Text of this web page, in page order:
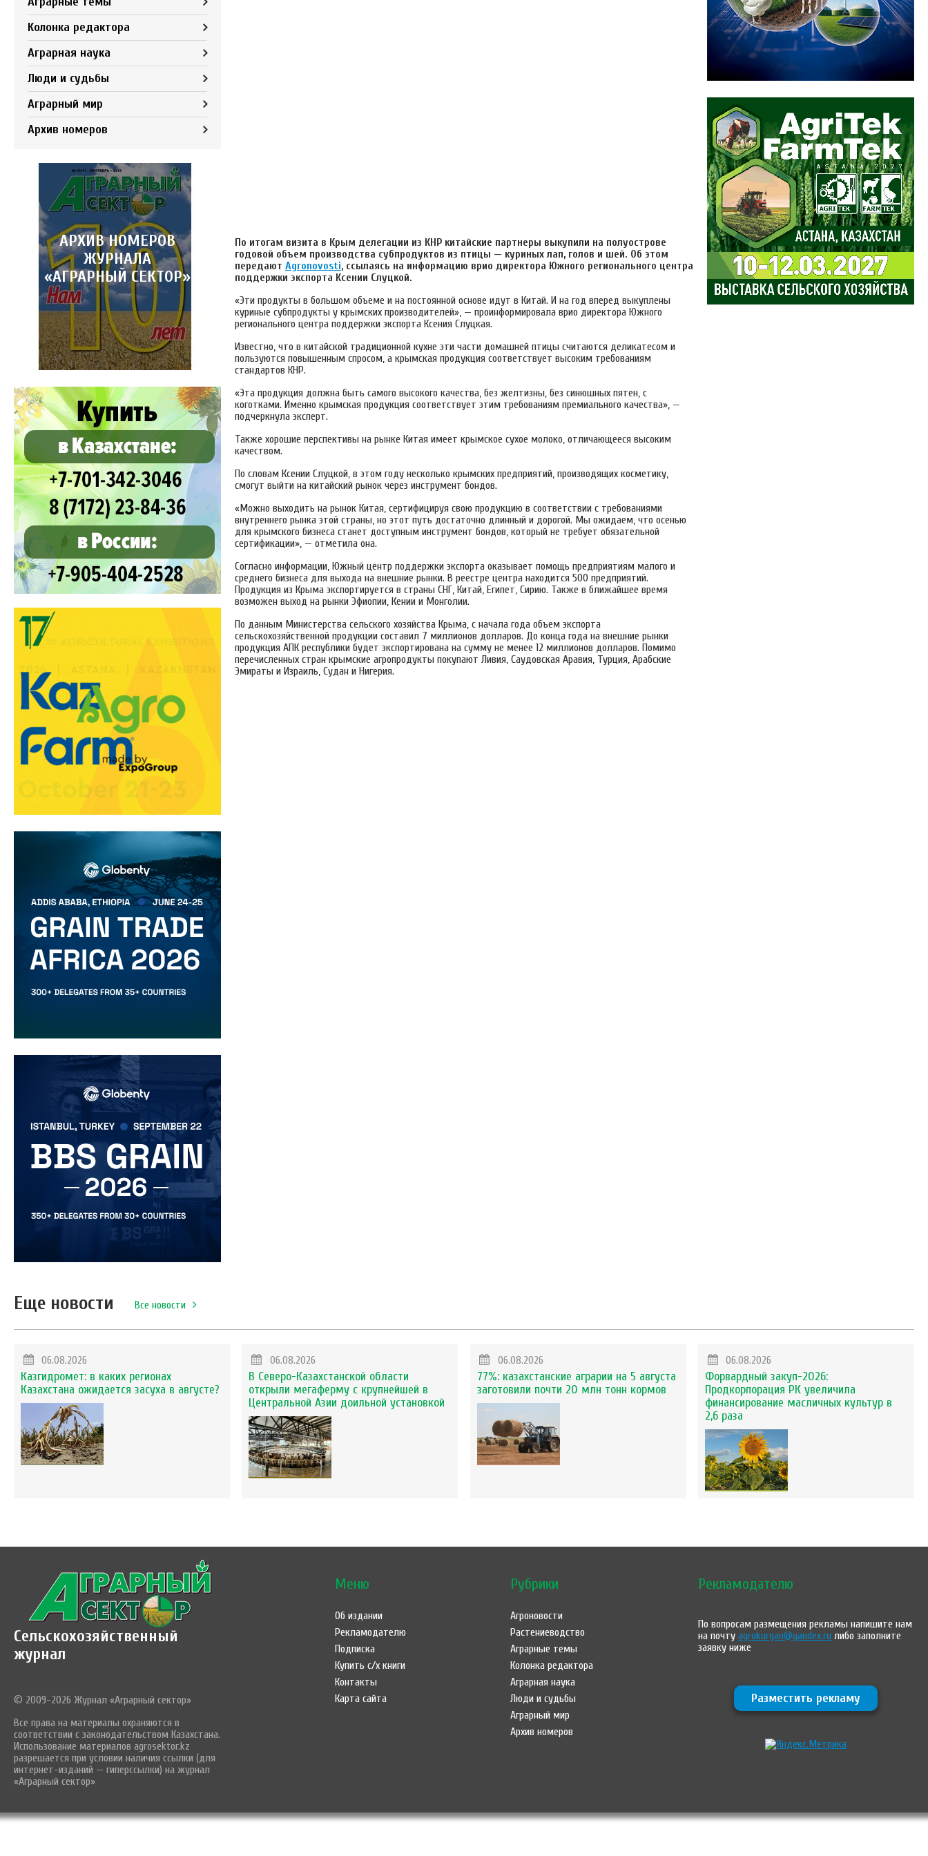
Колонка редактора
Аграрная наука
Люди и судьбы
Аграрный мир
Архив номеров
АРХИВ НОМЕРОВ
ЖУРНАЛА
«АГРАРНЫЙ СЕКТОР»
По итогам визита в Крым делегации из КНР китайские партнеры выкупили на полуострове
годовой объем производства субпродуктов из птицы — куриных лап, голов и шей. Об этом
передают Аgronovosti, ссылаясь на информацию врио директора Южного регионального центра
поддержки экспорта Ксении Слуцкой.
«Эти продукты в большом объеме и на постоянной основе идут в Китай. И на год вперед выкуплены
куриные субпродукты у крымских производителей», — проинформировала врио директора Южного
регионального центра поддержки экспорта Ксения Слуцкая.
Известно, что в китайской традиционной кухне эти части домашней птицы считаются деликатесом и
пользуются повышенным спросом, а крымская продукция соответствует высоким требованиям
стандартов КНР.
«Эта продукция должна быть самого высокого качества, без желтизны, без синюшных пятен, с
коготками. Именно крымская продукция соответствует этим требованиям премиального качества», —
подчеркнула эксперт.
Также хорошие перспективы на рынке Китая имеет крымское сухое молоко, отличающееся высоким
качеством.
По словам Ксении Слуцкой, в этом году несколько крымских предприятий, производящих косметику,
смогут выйти на китайский рынок через инструмент бондов.
«Можно выходить на рынок Китая, сертифицируя свою продукцию в соответствии с требованиями
внутреннего рынка этой страны, но этот путь достаточно длинный и дорогой. Мы ожидаем, что осенью
для крымского бизнеса станет доступным инструмент бондов, который не требует обязательной
сертификации», — отметила она.
Согласно информации, Южный центр поддержки экспорта оказывает помощь предприятиям малого и
среднего бизнеса для выхода на внешние рынки. В реестре центра находится 500 предприятий.
Продукция из Крыма экспортируется в страны СНГ, Китай, Египет, Сирию. Также в ближайшее время
возможен выход на рынки Эфиопии, Кении и Монголии.
По данным Министерства сельского хозяйства Крыма, с начала года объем экспорта
сельскохозяйственной продукции составил 7 миллионов долларов. До конца года на внешние рынки
продукция АПК республики будет экспортирована на сумму не менее 12 миллионов долларов. Помимо
перечисленных стран крымские агропродукты покупают Ливия, Саудовская Аравия, Турция, Арабские
Эмираты и Израиль, Судан и Нигерия.
Еще новости Все новости
06.08.2026
Казгидромет: в каких регионах
Казахстана ожидается засуха в августе?
06.08.2026
В Северо-Казахстанской области
открыли мегаферму с крупнейшей в
Центральной Азии доильной установкой
06.08.2026
77%: казахстанские аграрии на 5 августа
заготовили почти 20 млн тонн кормов
06.08.2026
Форвардный закуп-2026:
Продкорпорация РК увеличила
финансирование масличных культур в
2,6 раза
Сельскохозяйственный
журнал
© 2009-2026 Журнал «Аграрный сектор»
Все права на материалы охраняются в
соответствии с законодательством Казахстана.
Использование материалов agrosektor.kz
разрешается при условии наличия ссылки (для
интернет-изданий — гиперссылки) на журнал
«Аграрный сектор»
Меню
Об издании
Рекламодателю
Подписка
Купить с/х книги
Контакты
Карта сайта
Рубрики
Агроновости
Растениеводство
Аграрные темы
Колонка редактора
Аграрная наука
Люди и судьбы
Аграрный мир
Архив номеров
Рекламодателю
По вопросам размещения рекламы напишите нам
на почтуagrokurgan@yandex.ru либо заполните
заявку ниже
Разместить рекламу